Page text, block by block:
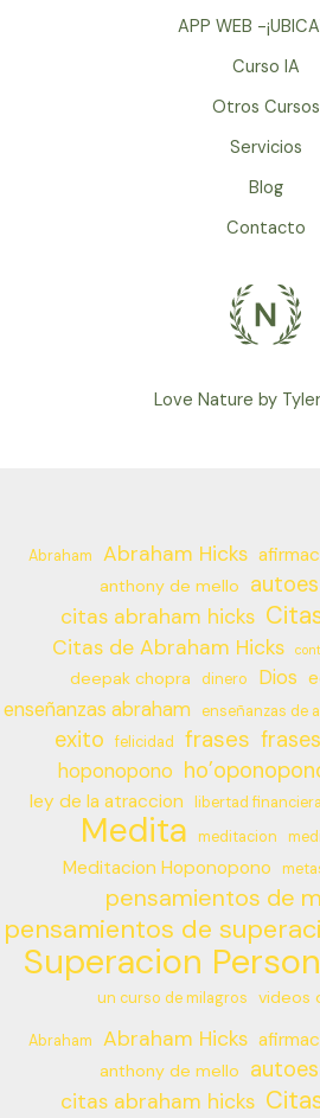
APP WEB -
Curso IA
Otros Cursos
Servicios
Blog
Contacto
Love Nature by
Abraham Abraham Hicks
anthony de mello
citas abraham hicks
Citas de Abraham Hicks
deepak chopra dinero Dios
enseñanzas abraham enseñanzas de
exito felicidad frases
hoponopono
ley de la atraccion libertad financiera
Medita meditacion
Meditacion Hoponopono
pensamientos de
pensamientos de
Superacion
un curso de milagros
videos
Abraham Abraham Hicks
anthony de mello
citas abraham hicks